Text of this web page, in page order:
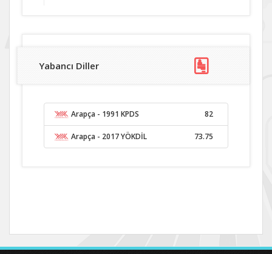
Yabancı Diller
Arapça - 1991 KPDS 82
Arapça - 2017 YÖKDİL 73.75